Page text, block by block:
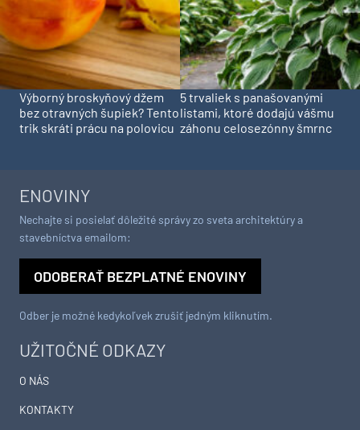
Výborný broskyňový džem
bez otravných šupiek? Tento
trik skráti prácu na polovicu
5 trvaliek s panašovanými
listami, ktoré dodajú vášmu
záhonu celosezónny šmrnc
UŽITOČNÉ ODKAZY
O NÁS
KONTAKTY
ENOVINY
Nechajte si posielať dôležité správy zo sveta architektúry a
stavebníctva emailom:
ODOBERAŤ BEZPLATNÉ ENOVINY
Odber je možné kedykoľvek zrušiť jedným kliknutím.